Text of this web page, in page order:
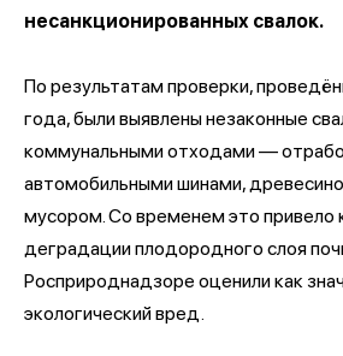
несанкционированных свалок.
По результатам проверки,
года, были выявлены незаконные
коммунальными отходами —
автомобильными шинами,
мусором. Со временем это привело
деградации плодородного слоя
Росприроднадзоре оценили как
экологический вред.